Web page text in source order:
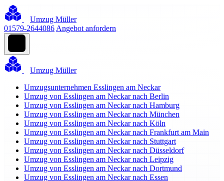
Umzug Müller
01579-2644086 Angebot anfordern
Umzug Müller
Umzugsunternehmen Esslingen am Neckar
Umzug von Esslingen am Neckar nach Berlin
Umzug von Esslingen am Neckar nach Hamburg
Umzug von Esslingen am Neckar nach München
Umzug von Esslingen am Neckar nach Köln
Umzug von Esslingen am Neckar nach Frankfurt am Main
Umzug von Esslingen am Neckar nach Stuttgart
Umzug von Esslingen am Neckar nach Düsseldorf
Umzug von Esslingen am Neckar nach Leipzig
Umzug von Esslingen am Neckar nach Dortmund
Umzug von Esslingen am Neckar nach Essen